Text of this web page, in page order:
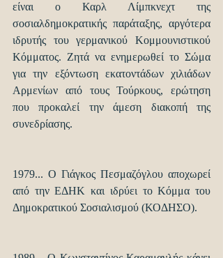
είναι ο Καρλ Λίμπκνεχτ της
σοσιαλδημοκρατικής παράταξης, αργότερα
ιδρυτής του γερμανικού Κομμουνιστικού
Κόμματος. Ζητά να ενημερωθεί το Σώμα
για την εξόντωση εκατοντάδων χιλιάδων
Αρμενίων από τους Τούρκους, ερώτηση
που προκαλεί την άμεση διακοπή της
συνεδρίασης.
1979... Ο Γιάγκος Πεσμαζόγλου αποχωρεί
από την ΕΔΗΚ και ιδρύει το Κόμμα του
Δημοκρατικού Σοσιαλισμού (ΚΟΔΗΣΟ).